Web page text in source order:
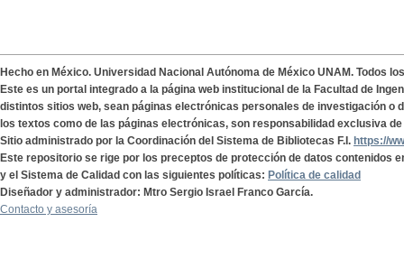
Hecho en México. Universidad Nacional Autónoma de México UNAM. Todos
Este es un portal integrado a la página web institucional de la Facultad de
distintos sitios web, sean páginas electrónicas personales de investigación o
los textos como de las páginas electrónicas, son responsabilidad exclusiva
Sitio administrado por la Coordinación del Sistema de Bibliotecas F.I. https://
Este repositorio se rige por los preceptos de protección de datos contenidos
y el Sistema de Calidad con las siguientes políticas: Política de calidad
Diseñador y administrador: Mtro Sergio Israel Franco García.
Contacto y asesoría